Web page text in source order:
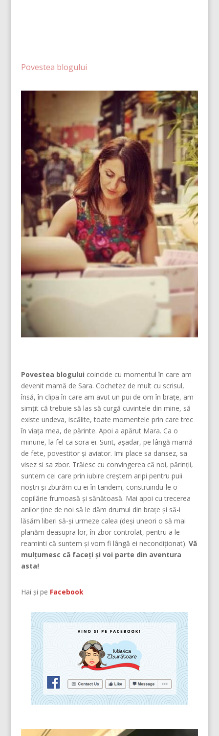
Povestea blogului
Povestea blogului coincide cu momentul în care am
devenit mamă de Sara. Cochetez de mult cu scrisul,
însă, în clipa în care am avut un pui de om în brațe, am
simțit că trebuie să las să curgă cuvintele din mine, să
existe undeva, iscălite, toate momentele prin care trec
în viața mea, de părinte. Apoi a apărut Mara. Ca o
minune, la fel ca sora ei. Sunt, așadar, pe lângă mamă
de fete, povestitor și aviator. Imi place sa dansez, sa
visez si sa zbor. Trăiesc cu convingerea că noi, părinţii,
suntem cei care prin iubire creştem aripi pentru puii
noştri şi zburăm cu ei în tandem, construindu-le o
copilărie frumoasă şi sănătoasă. Mai apoi cu trecerea
anilor ține de noi să le dăm drumul din braţe și să-i
lăsăm liberi să-și urmeze calea (deşi uneori o să mai
planăm deasupra lor, în zbor controlat, pentru a le
reaminti că suntem şi vom fi lângă ei necondiţionat). Vă
mulțumesc că faceți și voi parte din aventura
asta!
Hai și pe Facebook